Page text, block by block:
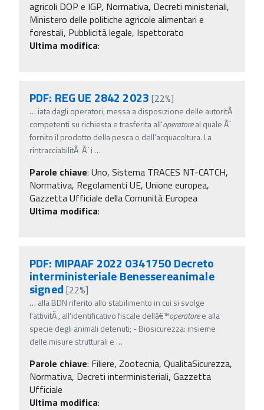
agricoli DOP e IGP, Normativa, Decreti ministeriali,
Ministero delle politiche agricole alimentari e
forestali, Pubblicità legale, Ispettorato
Ultima modifica:
PDF: REG UE 2842 2023 [22%]
… iata dagli operatori, messa a disposizione delle autoritÃ
competenti su richiesta e trasferita all'operatoreal quale Ã¨
fornito il prodotto della pesca o dell'acquacoltura. La
rintracciabilitÃ Ã¨ i …
Parole chiave: Uno, Sistema TRACES NT-CATCH,
Normativa, Regolamenti UE, Unione europea,
Gazzetta Ufficiale della Comunità Europea
Ultima modifica:
PDF: MIPAAF 2022 0341750 Decreto
interministeriale Benessereanimale
signed [22%]
… alla BDN riferito allo stabilimento in cui si svolge
l'attivitÃ , all'identificativo fiscale dellâ€™operatoree alla
specie degli animali detenuti; - Biosicurezza: insieme
delle misure strutturali e …
Parole chiave: Filiere, Zootecnia, QualitaSicurezza,
Normativa, Decreti interministeriali, Gazzetta
Ufficiale
Ultima modifica: